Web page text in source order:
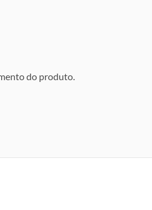
do produto.